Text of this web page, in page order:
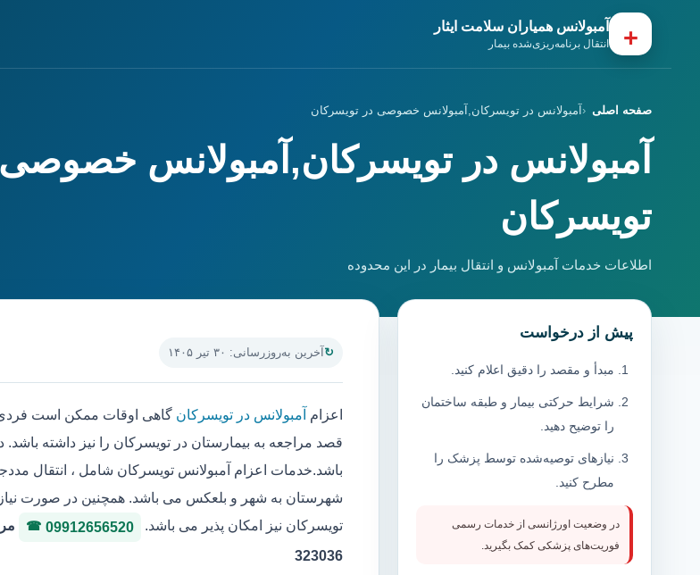
+ آمبولانس همیاران سلامت ایثار
انتقال برنامه‌ریزی‌شده بیمار
صفحه اصلی آمبولانس در تویسرکان,آمبولانس خصوصی در تویسرکان
آمبولانس در تویسرکان,آمبولانس خصوصی
تویسرکان
اطلاعات خدمات آمبولانس و انتقال بیمار در این محدوده
آخرین به‌روزرسانی: ۳۰ تیر ۱۴۰۵
اعزام آمبولانس در تویسرکان گاهی اوقات ممکن است
قصد مراجعه به بیمارستان در تویسرکان را نیز داشته
باشد.خدمات اعزام آمبولانس تویسرکان شامل ، انتقال
شهرستان به شهر و بلعکس می باشد. همچنین در صورت نیاز
تویسرکان نیز امکان پذیر می باشد.
09912656520
323036
پیش از درخواست
مبدأ و مقصد را دقیق اعلام کنید.
شرایط حرکتی بیمار و طبقه ساختمان
را توضیح دهید.
نیازهای توصیه‌شده توسط پزشک را
مطرح کنید.
در وضعیت اورژانسی از خدمات رسمی
فوریت‌های پزشکی کمک بگیرید.